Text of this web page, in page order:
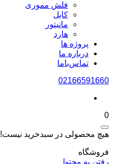
فلش مموری
کابل
مانیتور
هارد
پروژه ها
درباره ما
تماس‌باما
02166591660
0
هیچ محصولی در سبدخرید نیست!
فروشگاه
رفتن به محتوا